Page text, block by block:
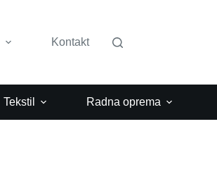
Kontakt
Tekstil Radna oprema